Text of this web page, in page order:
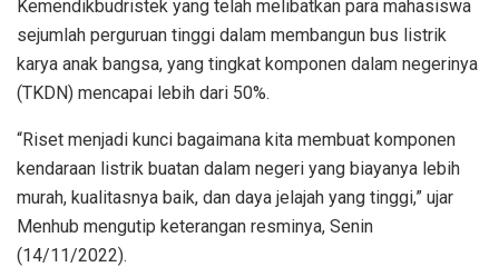
Kemendikbudristek yang telah melibatkan para mahasiswa
sejumlah perguruan tinggi dalam membangun bus listrik
karya anak bangsa, yang tingkat komponen dalam negerinya
(TKDN) mencapai lebih dari 50%.
“Riset menjadi kunci bagaimana kita membuat komponen
kendaraan listrik buatan dalam negeri yang biayanya lebih
murah, kualitasnya baik, dan daya jelajah yang tinggi,” ujar
Menhub mengutip keterangan resminya, Senin
(14/11/2022).